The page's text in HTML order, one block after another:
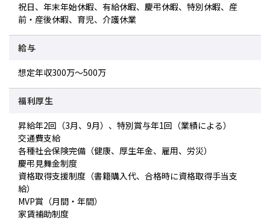
祝日、年末年始休暇、有給休暇、慶弔休暇、特別休暇、産
前・産後休暇、育児、介護休業
給与
想定年収300万～500万
福利厚生
昇給年2回（3月、9月）、特別賞与年1回（業績による）
交通費支給
各種社会保険完備（健康、厚生年金、雇用、労災）
慶弔見舞金制度
資格取得支援制度（書籍購入代、合格時に資格取得手当支
給）
MVP賞（月間・年間）
家賃補助制度